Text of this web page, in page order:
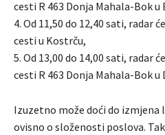
cesti R 463 Donja Mahala-Bok u
4. Od 11,50 do 12,40 sati, radar
cesti u Kostrču,
5. Od 13,00 do 14,00 sati, radar
cesti R 463 Donja Mahala-Bok u
Izuzetno može doći do izmjena
ovisno o složenosti poslova.